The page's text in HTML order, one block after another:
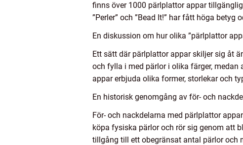
finns över 1000 pärlplattor appar
”Perler” och ”Bead It!” har fått höga
En diskussion om hur olika ”pärlplattor
Ett sätt där pärlplattor appar skiljer sig åt
och fylla i med pärlor i olika färger,
appar erbjuda olika former, storlekar och
En historisk genomgång av för- och
För- och nackdelarna med pärlplattor
köpa fysiska pärlor och rör sig genom att
tillgång till ett obegränsat antal pärlor och